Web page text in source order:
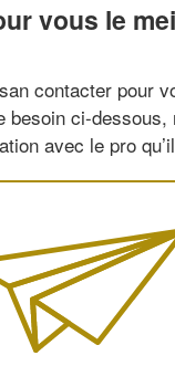
vous le
contacter pour
besoin ci-
avec le pro